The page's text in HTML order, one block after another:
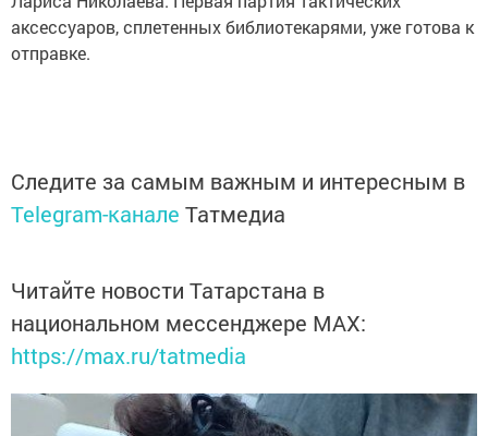
аксессуаров, сплетенных библиотекарями, уже готова к
отправке.
Следите за самым важным и интересным в
Telegram-канале Татмедиа
Читайте новости Татарстана в
национальном мессенджере MАХ:
https://max.ru/tatmedia